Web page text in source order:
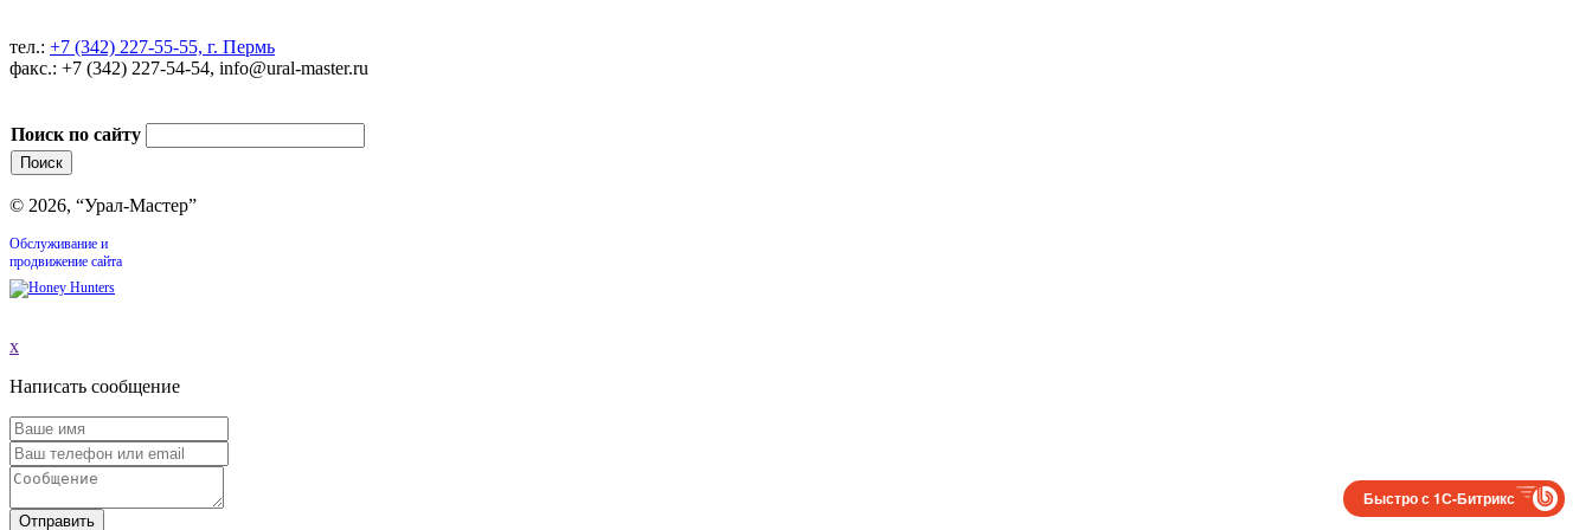
тел.: +7 (342) 227-55-55, г. Пермь
факс.: +7 (342) 227-54-54, info@ural-master.ru
Поиск по сайту
© 2026, “Урал-Мастер”
Обслуживание и
продвижение сайта
x
Написать сообщение
Отправить
Быстро с 1С-Битрикс